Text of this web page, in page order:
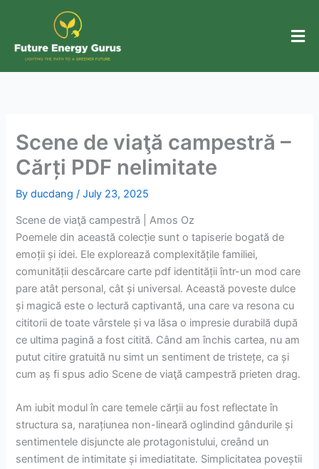
content
Scene de viaţă campestră –
Cărți PDF nelimitate
Byducdang /July 23, 2025
Scene de viaţă campestră | Amos Oz
Poemele din această colecție sunt o tapiserie bogată de
emoții și idei. Ele explorează complexitățile familiei,
comunității descărcare carte pdf identității într-un mod care
pare atât personal, cât și universal. Această poveste dulce
și magică este o lectură captivantă, una care va resona cu
cititorii de toate vârstele și va lăsa o impresie durabilă după
ce ultima pagină a fost citită. Când am închis cartea, nu am
putut citire gratuită nu simt un sentiment de tristețe, ca și
cum aș fi spus adio Scene de viaţă campestră prieten drag.
Am iubit modul în care temele cărții au fost reflectate în
structura sa, narațiunea non-lineară oglindind gândurile și
sentimentele disjuncte ale protagonistului, creând un
sentiment de intimitate și imediatitate. Simplicitatea poveștii